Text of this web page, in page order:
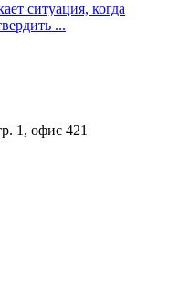
ситуация, когда
...
1, офис 421